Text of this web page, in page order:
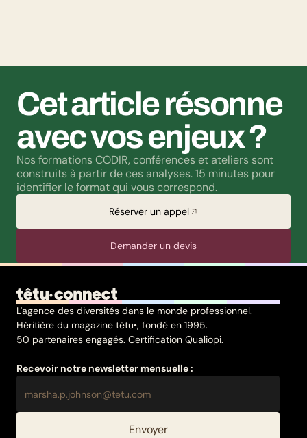
Cet article résonne
avec vos enjeux ?
Nos formations CODIR, conférences et ateliers sont
construits à partir de ces analyses. 15 minutes pour
identifier le format qui vous correspond.
Réserver un appel
Demander un devis
L'agence des diversités dans le monde professionnel.
Héritière du magazine têtu•, fondé en 1995.
50 partenaires engagés. Certification Qualiopi.
Recevoir notre newsletter mensuelle :
Envoyer